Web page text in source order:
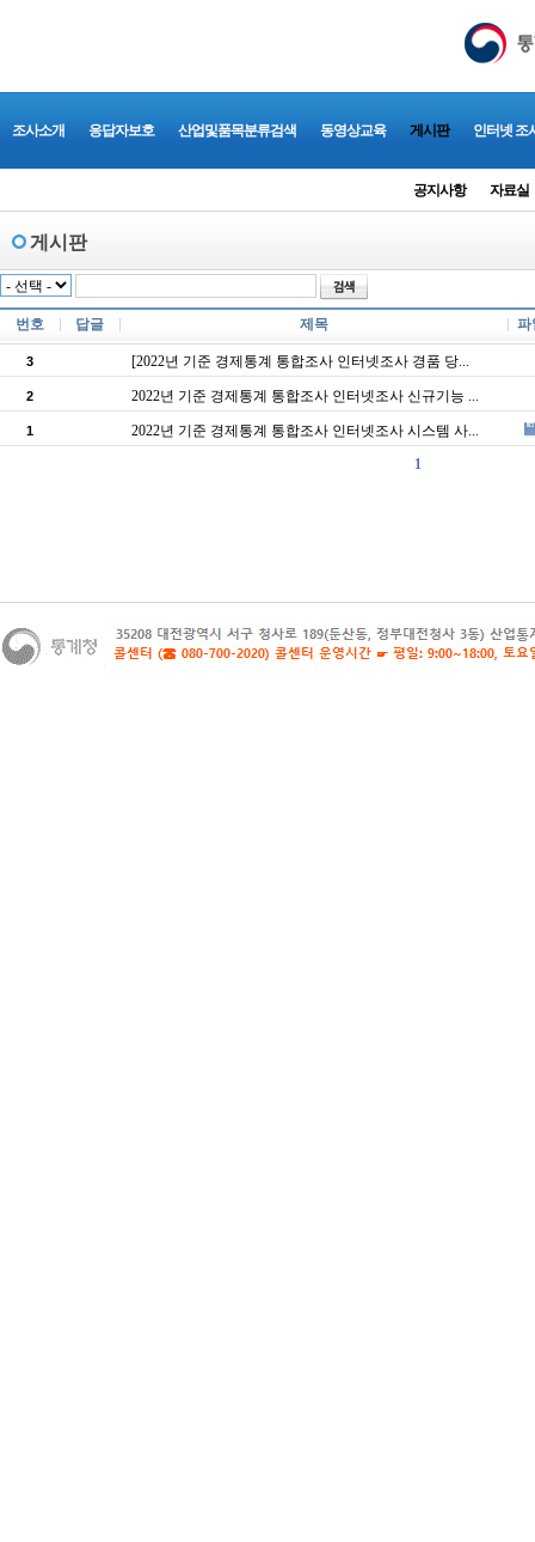
조사소개 응답자보호 산업및품목분류검색 동영상교육 게시판 인터넷 조
공지사항 자료실
게시판
번호 답글 제목 파
3 [2022년 기준 경제통계 통합조사 인터넷조사 경품 당...
2 2022년 기준 경제통계 통합조사 인터넷조사 신규기능 ...
1
2022년 기준 경제통계 통합조사 인터넷조사 시스템 사...
1